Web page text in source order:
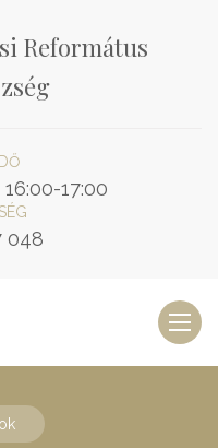
Református
17:00
048